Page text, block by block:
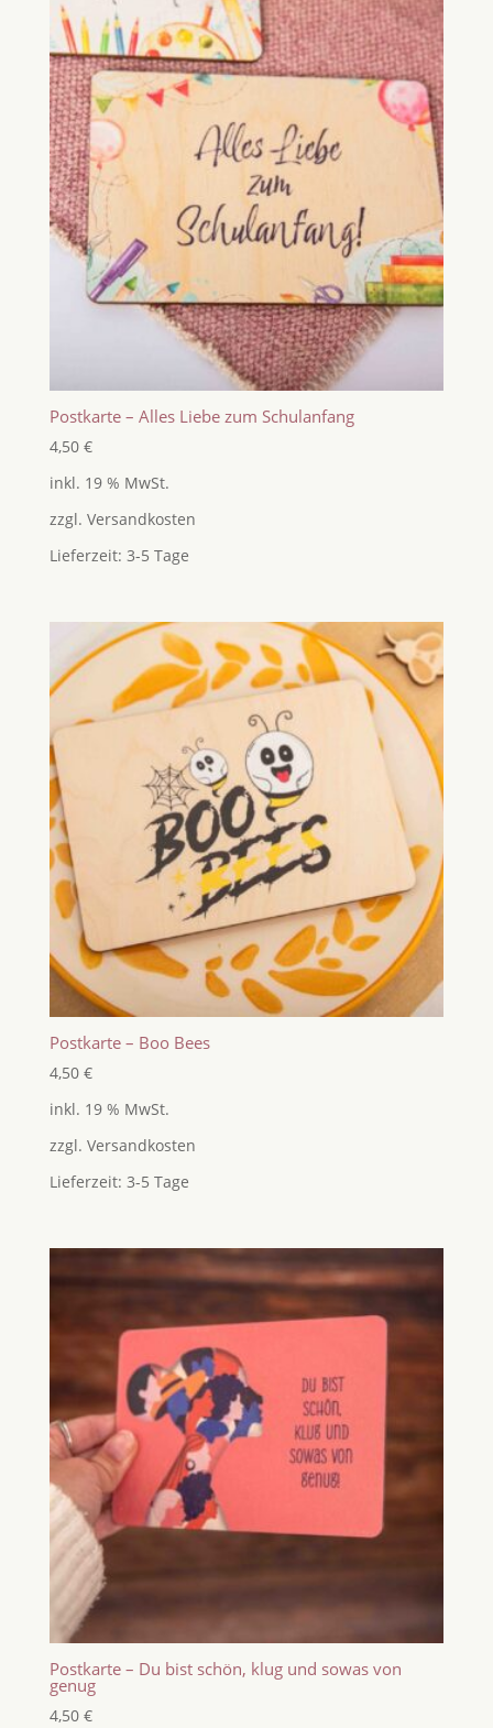
Postkarte – Alles Liebe zum Schulanfang
4,50 €
inkl. 19 % MwSt.
zzgl. Versandkosten
Lieferzeit: 3-5 Tage
Postkarte – Boo Bees
4,50 €
inkl. 19 % MwSt.
zzgl. Versandkosten
Lieferzeit: 3-5 Tage
Postkarte – Du bist schön, klug und sowas von
genug
4,50 €